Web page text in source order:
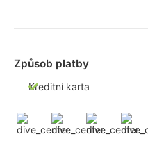
Způsob platby
Kreditní karta